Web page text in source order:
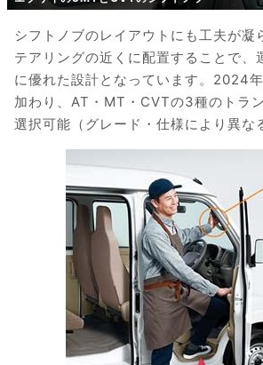
シフトノブのレイアウトにも工夫が凝
テアリングの近くに配置することで、
に優れた設計となっています。2024
加わり、AT・MT・CVTの3種のトラ
選択可能（グレード・仕様により異な